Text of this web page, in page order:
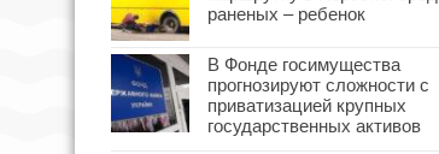
раненых – ребенок
В Фонде госимущества
прогнозируют сложности с
приватизацией крупных
государственных активов